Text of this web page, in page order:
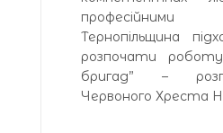
Тернопільщина
розпочати роботу
бригад” –
Червоного Хреста